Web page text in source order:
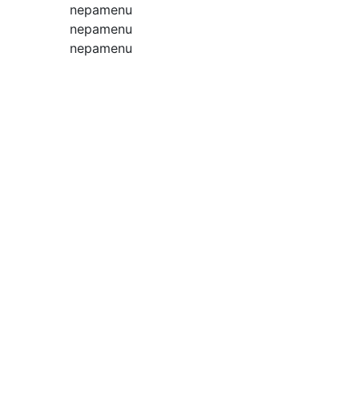
nepamenu
nepamenu
nepamenu